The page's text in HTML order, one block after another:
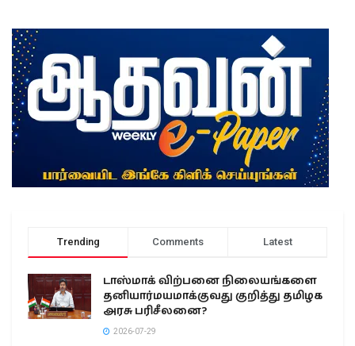
Trending Comments Latest
டாஸ்மாக் விற்பனை நிலையங்களை
தனியார்மயமாக்குவது குறித்து தமிழக
அரசு பரிசீலனை?
2026-07-29